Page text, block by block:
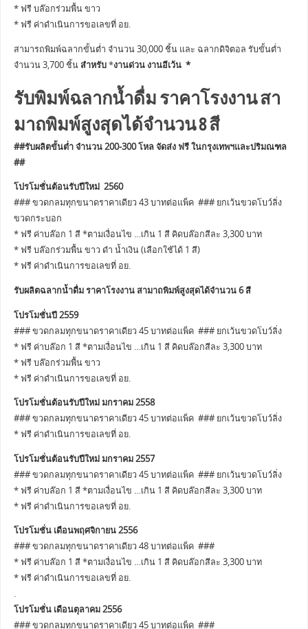
* ฟรี บล๊อกร่วมพื้น ขาว
* ฟรี ค่าดำเนินการขอเลขที่ อย.
สามารถพิมพ์ฉลากขั้นต่ำ จำนวน 30,000 ชิ้น และ ฉลากดิจิตอล รับขั้นต่ำ
จำนวน 3,700 ชิ้นสำหรับ*งานด่วน งานอีเว้น *
รับพิมพ์ฉลากน้ำดื่ม ราคาโรงงาน สา
มาถพิมพ์สูงสุดได้จำนวน 8 สี
##รับผลิตขั้นต่ำ จำนวน 200-300 โหล จัดส่ง ฟรี ในกรุงเทพฯและปริมณฑล
##
โปรโมชั่นต้อนรับปีใหม่ 2560
### ขวดกลมทุกขนาดราคาเดียว 43 บาทต่อแพ็ค ### ยกเว้นขวดโบว์ลิ่ง
ขวดกระบอก
* ฟรี ค่าบล๊อก 1 สี *ตามเงื่อนไข …เกิน 1 สี คิดบล๊อกสีละ 3,300 บาท
* ฟรี บล๊อกร่วมพื้น ขาว ดำ น้ำเงิน (เลือกใช้ได้ 1 สี)
* ฟรี ค่าดำเนินการขอเลขที่ อย.
รับผลิตฉลากน้ำดื่ม ราคาโรงงาน สามาถพิมพ์สูงสุดได้จำนวน 6 สี
โปรโมชั่นปี 2559
### ขวดกลมทุกขนาดราคาเดียว 45 บาทต่อแพ็ค ### ยกเว้นขวดโบว์ลิ่ง
* ฟรี ค่าบล๊อก 1 สี *ตามเงื่อนไข …เกิน 1 สี คิดบล๊อกสีละ 3,300 บาท
* ฟรี บล๊อกร่วมพื้น ขาว
* ฟรี ค่าดำเนินการขอเลขที่ อย.
โปรโมชั่นต้อนรับปีใหม่ มกราคม 2558
### ขวดกลมทุกขนาดราคาเดียว 45 บาทต่อแพ็ค ### ยกเว้นขวดโบว์ลิ่ง
* ฟรี ค่าดำเนินการขอเลขที่ อย.
โปรโมชั่นต้อนรับปีใหม่ มกราคม 2557
### ขวดกลมทุกขนาดราคาเดียว 45 บาทต่อแพ็ค ### ยกเว้นขวดโบว์ลิ่ง
* ฟรี ค่าบล๊อก 1 สี *ตามเงื่อนไข …เกิน 1 สี คิดบล๊อกสีละ 3,300 บาท
* ฟรี ค่าดำเนินการขอเลขที่ อย.
โปรโมชั่น เดือนพฤศจิกายน 2556
### ขวดกลมทุกขนาดราคาเดียว 48 บาทต่อแพ็ค ###
* ฟรี ค่าบล๊อก 1 สี *ตามเงื่อนไข …เกิน 1 สี คิดบล๊อกสีละ 3,300 บาท
* ฟรี ค่าดำเนินการขอเลขที่ อย.
.
โปรโมชั่น เดือนตุลาคม 2556
### ขวดกลมทุกขนาดราคาเดียว 45 บาทต่อแพ็ค ###